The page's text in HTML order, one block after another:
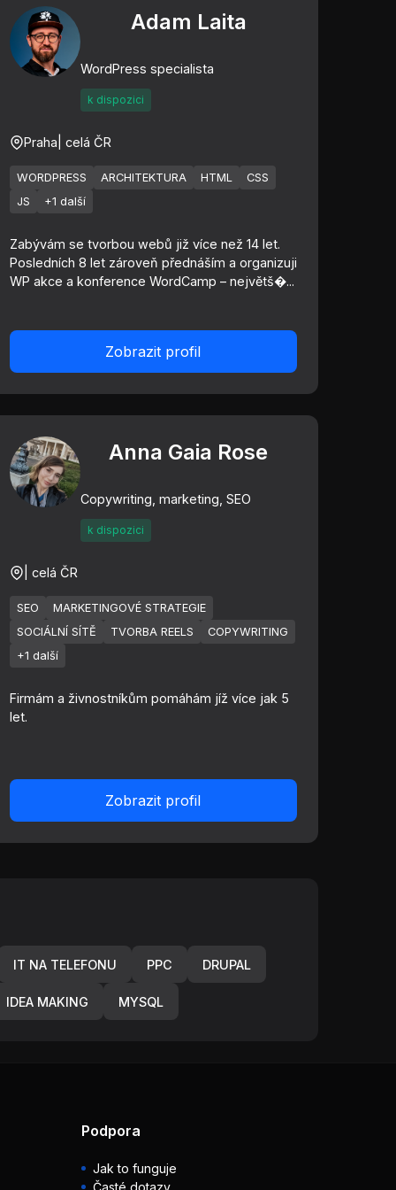
Adam Laita
WordPress specialista
k dispozici
Praha | celá ČR
WORDPRESS ARCHITEKTURA HTML
CSS
JS
+1 další
Zabývám se tvorbou webů již více než 14 let.
Posledních 8 let zároveň přednáším a organizuji
WP akce a konference WordCamp – největš�...
Zobrazit profil
Anna Gaia Rose
Copywriting, marketing, SEO
k dispozici
| celá ČR
SEO
MARKETINGOVÉ STRATEGIE
SOCIÁLNÍ SÍTĚ
TVORBA REELS
COPYWRITING
+1 další
Firmám a živnostníkům pomáhám jíž více jak 5
let.
Zobrazit profil
IT NA TELEFONU PPC DRUPAL
IDEA MAKING MYSQL
Podpora
Jak to funguje